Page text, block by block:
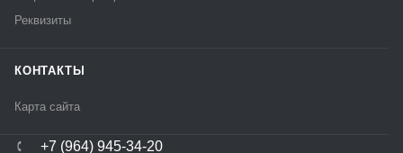
Реквизиты
КОНТАКТЫ
Карта сайта
+7 (964) 945-34-20